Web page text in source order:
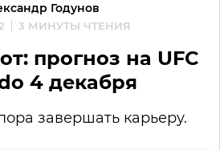
Годунов
3 МИНУТЫ ЧТЕНИЯ
прогноз на UFC
4 декабря
завершать карьеру.